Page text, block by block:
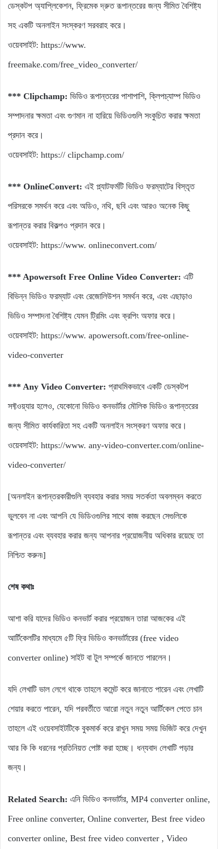
ডেস্কটপ অ্যাপ্লিকেশন, ফ্রিমেক দ্রুত রূপান্তরের জন্য সীমিত বৈশিষ্ট্য
সহ একটি অনলাইন সংস্করণ সরবরাহ করে।
ওয়েবসাইট: https://www.
freemake.com/free_video_converter/
*** Clipchamp: ভিডিও রূপান্তরের পাশাপাশি, ক্লিপচ্যাম্প ভিডিও
সম্পাদনার ক্ষমতা এবং গুণমান না হারিয়ে ভিডিওগুলি সংকুচিত করার ক্ষমতা
প্রদান করে।
ওয়েবসাইট: https:// clipchamp.com/
*** OnlineConvert: এই প্ল্যাটফর্মটি ভিডিও ফরম্যাটের বিস্তৃত
পরিসরকে সমর্থন করে এবং অডিও, নথি, ছবি এবং আরও অনেক কিছু
রূপান্তর করার বিকল্পও প্রদান করে।
ওয়েবসাইট: https://www. onlineconvert.com/
*** Apowersoft Free Online Video Converter: এটি
বিভিন্ন ভিডিও ফরম্যাট এবং রেজোলিউশন সমর্থন করে, এবং এছাড়াও
ভিডিও সম্পাদনা বৈশিষ্ট্য যেমন ট্রিমিং এবং ক্রপিং অফার করে।
ওয়েবসাইট: https://www. apowersoft.com/free-online-
video-converter
*** Any Video Converter: প্রাথমিকভাবে একটি ডেস্কটপ
সফ্টওয়্যার হলেও, যেকোনো ভিডিও কনভার্টার মৌলিক ভিডিও রূপান্তরের
জন্য সীমিত কার্যকারিতা সহ একটি অনলাইন সংস্করণ অফার করে।
ওয়েবসাইট: https://www. any-video-converter.com/online-
video-converter/
[অনলাইন রূপান্তরকারীগুলি ব্যবহার করার সময় সতর্কতা অবলম্বন করতে
ভুলবেন না এবং আপনি যে ভিডিওগুলির সাথে কাজ করছেন সেগুলিকে
রূপান্তর এবং ব্যবহার করার জন্য আপনার প্রয়োজনীয় অধিকার রয়েছে তা
নিশ্চিত করুন৷]
শেষ কথাঃ
আশা করি যাদের ভিডিও কনভার্ট করার প্রয়োজন তারা আজকের এই
আর্টিকেলটির মাধ্যমে ৫টি ফ্রি ভিডিও কনভার্টারের (free video
converter online) সাইট বা টুল সম্পর্কে জানতে পারলেন।
যদি লেখাটি ভাল লেগে থাকে তাহলে কমেন্ট করে জানাতে পারেন এবং লেখাটি
শেয়ার করতে পারেন, যদি পরবর্তীতে আরো নতুন নতুন আর্টিকেল পেতে চান
তাহলে এই ওয়েবসাইটটিকে বুকমার্ক করে রাখুন সময় সময় ভিজিট করে দেখুন
আর কি কি ধরনের প্রতিনিয়ত পোষ্ট করা হচ্ছে। ধন্যবাদ লেখাটি পড়ার
জন্য।
Related Search: এনি ভিডিও কনভার্টার, MP4 converter online,
Free online converter, Online converter, Best free video
converter online, Best free video converter , Video